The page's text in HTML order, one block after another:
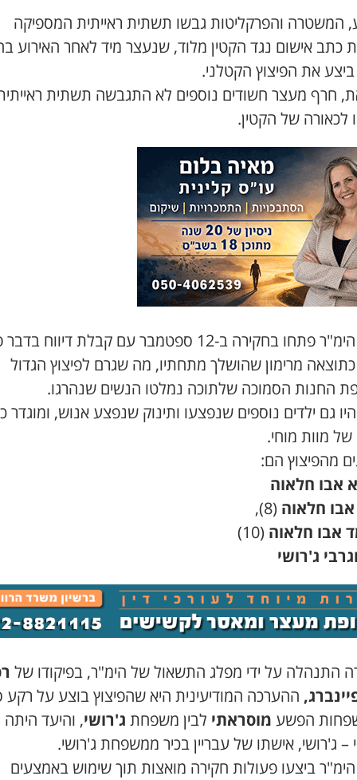
המשטרה והפרקליטות גבשו תשתית ראייתית המספיקה
כתב אישום נגד הקטין מלוד, שנעצר מיד לאחר האירוע
את הפיצוץ הקטלני.
חרף מעצר חשודים נוספים לא התגבשה תשתית
לכאורה של הקטין.
חוקרי הימ"ר פתחו בחקירה ב-12 ספטמבר עם קבלת דיווח
מרימון שהושלך מתחתיו, מה שגרם לפיצוץ הגדול
החנות הסמוכה שלתוכה נמלטו הנשים שנהרגו.
גם ילדים נוספים שנפצעו ותינוק שנפצע אנוש, ומוגדר
מוות מוחי.
מהפיצוץ הם:
אבו חלאוה
חלאוה (8),
אבו חלאוה (10)
ג'רושי
התנהלה על ידי מפלג התשאול של הימ"ר, בפיקודו של
ההערכה המודיעינית היא שהפיצוץ בוצע על רקע
הפשע מוסראתי לבין משפחת ג'רושי, והיעד היתה
– ג'רושי, אישתו של עבריין בכיר ממשפחת ג'רושי.
הימ"ר ביצעו פעולות חקירה מואצות תוך שימוש באמצעים